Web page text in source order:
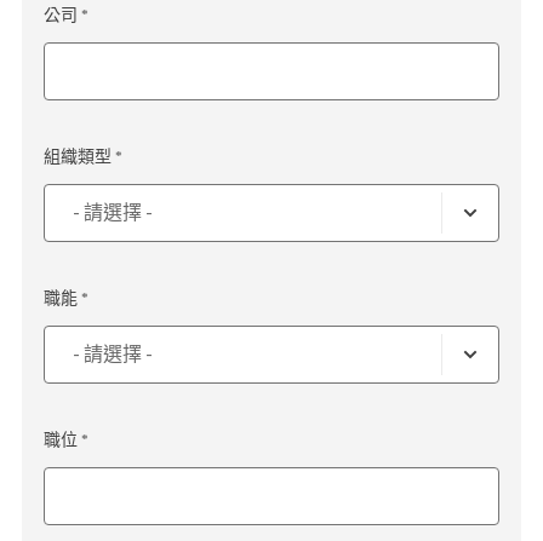
公司 *
組織類型 *
職能 *
職位 *